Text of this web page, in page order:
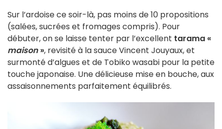
Sur l’ardoise ce soir-là, pas moins de 10 propositions
(salées, sucrées et fromages compris). Pour
débuter, on se laisse tenter par l’excellent tarama «
maison », revisité à la sauce Vincent Jouyaux, et
surmonté d’algues et de Tobiko wasabi pour la petite
touche japonaise. Une délicieuse mise en bouche, aux
assaisonnements parfaitement équilibrés.